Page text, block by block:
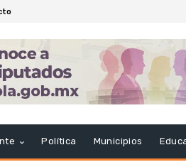
Política Municipios